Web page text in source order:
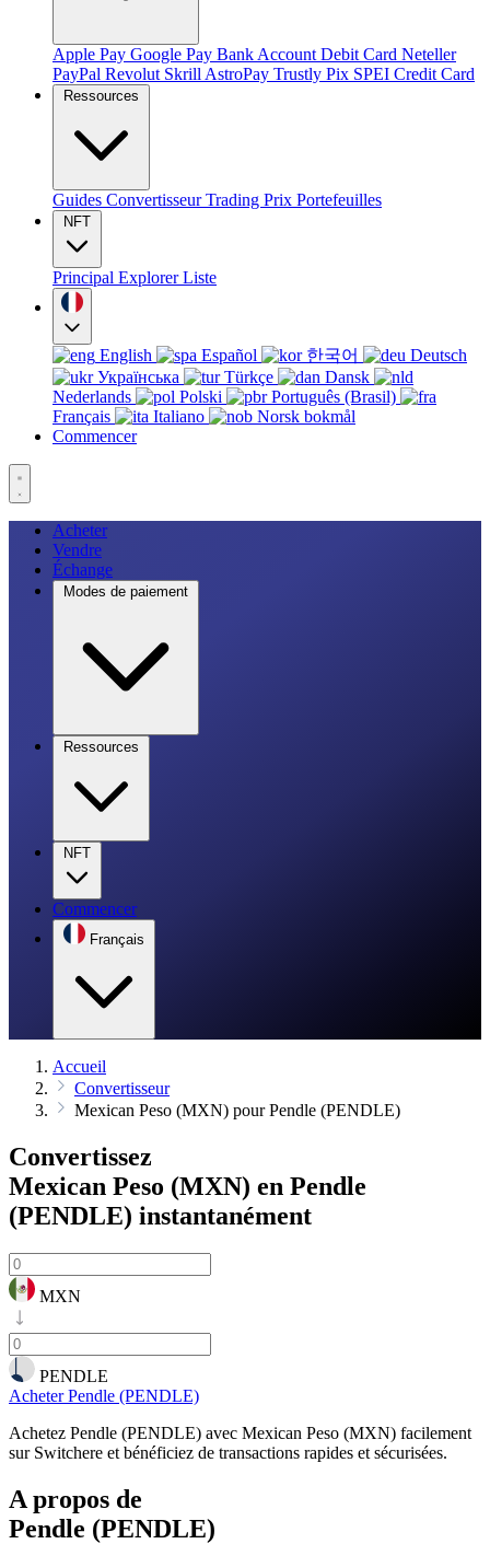
Apple Pay Google Pay Bank Account Debit Card Neteller
PayPal Revolut Skrill AstroPay Trustly Pix SPEI Credit Card
Ressources
Guides ConvertisseurTrading Prix Portefeuilles
NFT
Principal ExplorerListe
English Español 한국어
Deutsch
Українська
Türkçe
Dansk
Nederlands
Polski
Português (Brasil)
Français
Italiano
Norsk bokmål
Commencer
Acheter
Vendre
Échange
Modes de paiement
Ressources
NFT
Commencer
Français
Accueil
Convertisseur
Mexican Peso (MXN) pour Pendle (PENDLE)
Convertissez
Mexican Peso (MXN) en Pendle
(PENDLE) instantanément
MXN
PENDLE
Acheter Pendle (PENDLE)
Achetez Pendle (PENDLE) avec Mexican Peso (MXN) facilement
sur Switchere et bénéficiez de transactions rapides et sécurisées.
A propos de
Pendle (PENDLE)